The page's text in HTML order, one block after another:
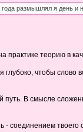
года размышлял я день и
практике теорию в
глубоко, чтобы
В смысле
- соединением